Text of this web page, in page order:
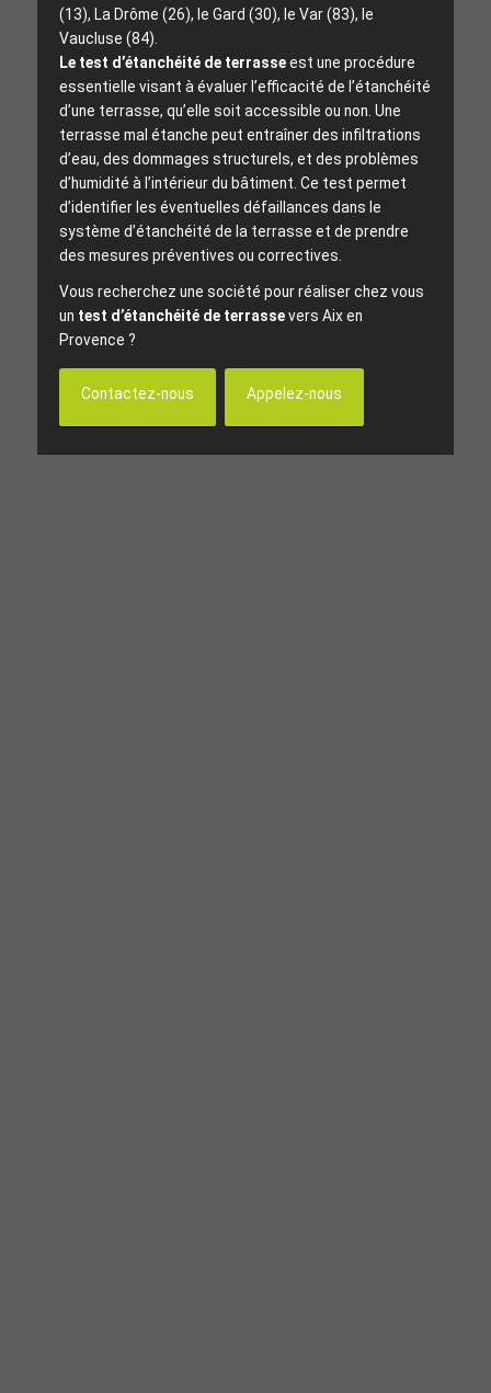
(13), La Drôme (26), le Gard (30), le Var (83), le
Vaucluse (84).
Le test d’étanchéité de terrasseest une procédure
essentielle visant à évaluer l’efficacité de l’étanchéité
d’une terrasse, qu’elle soit accessible ou non. Une
terrasse mal étanche peut entraîner des infiltrations
d’eau, des dommages structurels, et des problèmes
d’humidité à l’intérieur du bâtiment. Ce test permet
d’identifier les éventuelles défaillances dans le
système d’étanchéité de la terrasse et de prendre
des mesures préventives ou correctives.
Vous recherchez une société pour réaliser chez vous
un test d’étanchéité de terrassevers Aix en
Provence ?
Contactez-nous Appelez-nous